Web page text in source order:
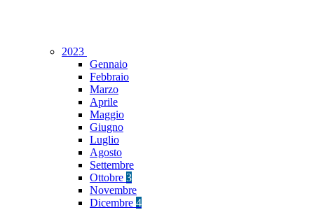
2023
Gennaio
Febbraio
Marzo
Aprile
Maggio
Giugno
Luglio
Agosto
Settembre
Ottobre 3
Novembre
Dicembre 4